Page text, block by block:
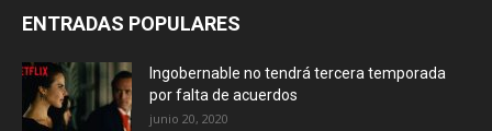
ENTRADAS POPULARES
Ingobernable no tendrá tercera temporada
por falta de acuerdos
junio 20, 2020